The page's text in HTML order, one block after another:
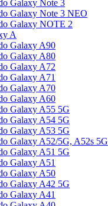
Galaxy Note 3
Galaxy Note 3 NEO
Galaxy NOTE 2
A
Galaxy A90
Galaxy A80
Galaxy A72
Galaxy A71
Galaxy A70
Galaxy A60
Galaxy A55 5G
Galaxy A54 5G
Galaxy A53 5G
Galaxy A52/5G, A52s 5G
Galaxy A51 5G
Galaxy A51
Galaxy A50
Galaxy A42 5G
Galaxy A41